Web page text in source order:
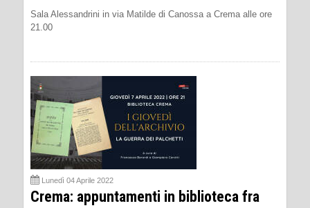
Sala Alessandrini in via Matilde di Canossa a Crema alle ore
21.00
Lunedì 04 Aprile 2022
Crema: appuntamenti in biblioteca fra